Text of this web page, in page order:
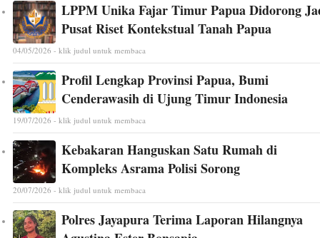
LPPM Unika Fajar Timur Papua Didorong
Pusat Riset Kontekstual Tanah Papua
04/05/2026 - klik judul untuk membaca
Profil Lengkap Provinsi Papua, Bumi
Cenderawasih di Ujung Timur Indonesia
19/07/2026 - klik judul untuk membaca
Kebakaran Hanguskan Satu Rumah di
Kompleks Asrama Polisi Sorong
20/07/2026 - klik judul untuk membaca
Polres Jayapura Terima Laporan Hilangnya